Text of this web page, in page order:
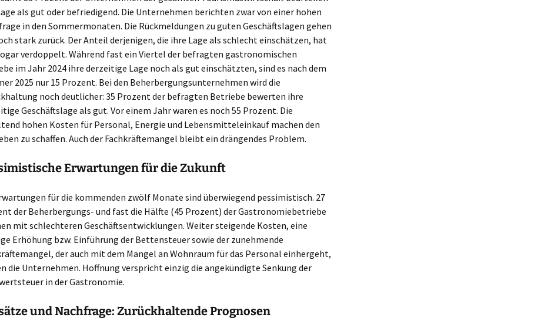
als gut oder befriedigend. Die Unternehmen berichten zwar von einer hohen
in den Sommermonaten. Die Rückmeldungen zu guten Geschäftslagen gehen
stark zurück. Der Anteil derjenigen, die ihre Lage als schlecht einschätzen, hat
verdoppelt. Während fast ein Viertel der befragten gastronomischen
im Jahr 2024 ihre derzeitige Lage noch als gut einschätzten, sind es nach dem
2025 nur 15 Prozent. Bei den Beherbergungsunternehmen wird die
noch deutlicher: 35 Prozent der befragten Betriebe bewerten ihre
Geschäftslage als gut. Vor einem Jahr waren es noch 55 Prozent. Die
hohen Kosten für Personal, Energie und Lebensmitteleinkauf machen den
zu schaffen. Auch der Fachkräftemangel bleibt ein drängendes Problem.
Erwartungen für die Zukunft
für die kommenden zwölf Monate sind überwiegend pessimistisch. 27
der Beherbergungs- und fast die Hälfte (45 Prozent) der Gastronomiebetriebe
mit schlechteren Geschäftsentwicklungen. Weiter steigende Kosten, eine
Erhöhung bzw. Einführung der Bettensteuer sowie der zunehmende
der auch mit dem Mangel an Wohnraum für das Personal einhergeht,
die Unternehmen. Hoffnung verspricht einzig die angekündigte Senkung der
in der Gastronomie.
und Nachfrage: Zurückhaltende Prognosen